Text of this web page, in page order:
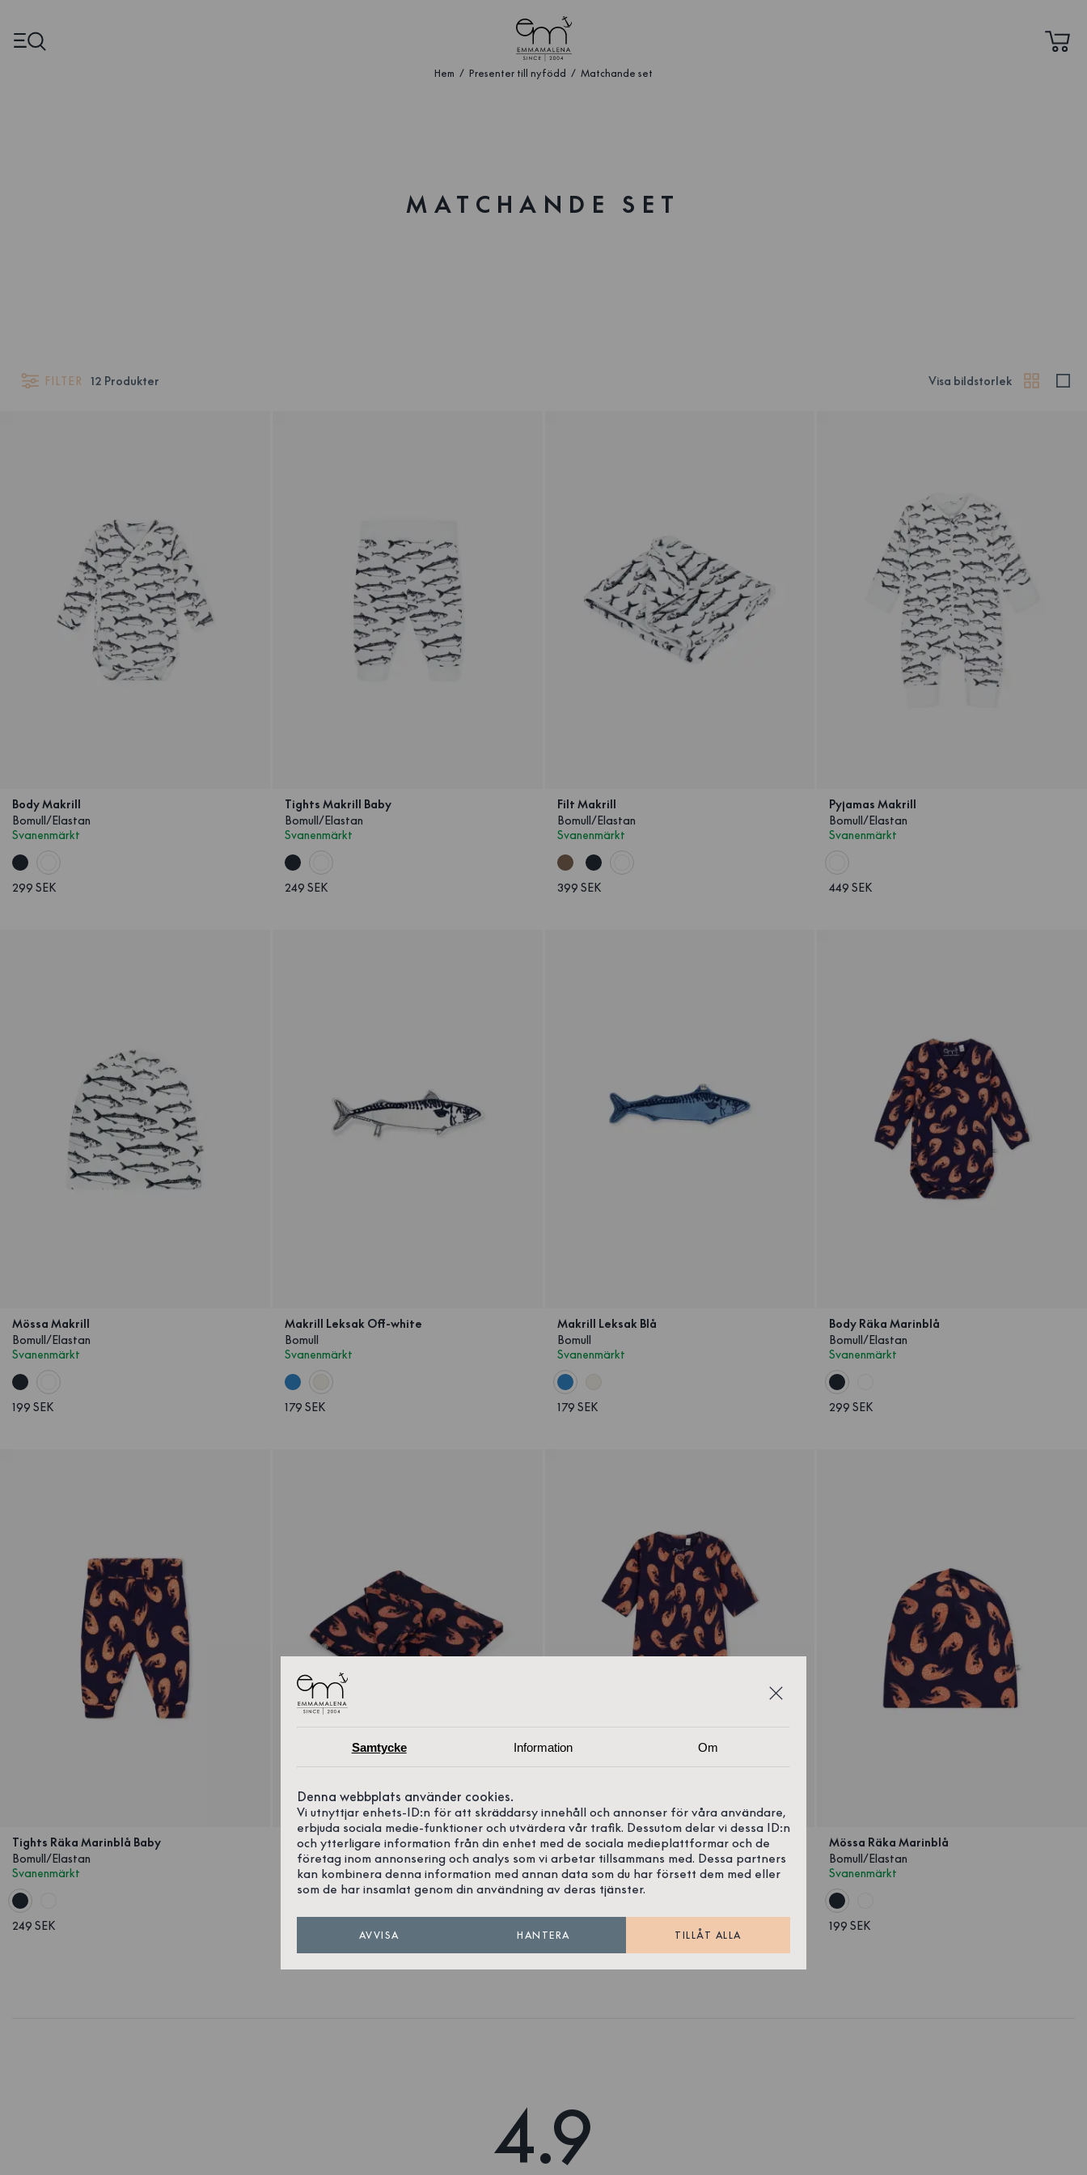
Hem Presenter till nyfödd Matchande set
MATCHANDE SET
FILTER 12 Produkter Visa bildstorlek
Body Makrill
Bomull/Elastan
Svanenmärkt
299 SEK
Tights Makrill Baby
Bomull/Elastan
Svanenmärkt
249 SEK
Filt Makrill
Bomull/Elastan
Svanenmärkt
399 SEK
Pyjamas Makrill
Bomull/Elastan
Svanenmärkt
449 SEK
Mössa Makrill
Bomull/Elastan
Svanenmärkt
199 SEK
Makrill Leksak Off-white
Bomull
Svanenmärkt
179 SEK
Makrill Leksak Blå
Bomull
Svanenmärkt
179 SEK
Body Räka Marinblå
Bomull/Elastan
Svanenmärkt
299 SEK
Tights Räka Marinblå Baby
Bomull/Elastan
Svanenmärkt
249 SEK
Filt Räka Marinblå
Bomull/Elastan
Svanenmärkt
Pyjamas Räka Marinblå
Bomull/Elastan
Svanenmärkt
Mössa Räka Marinblå
Bomull/Elastan
Svanenmärkt
199 SEK
4.9
Samtycke Information Om
Denna webbplats använder cookies.
Vi utnyttjar enhets-ID:n för att skräddarsy innehåll och annonser för våra användare,
erbjuda sociala medie-funktioner och utvärdera vår trafik. Dessutom delar vi dessa ID:n
och ytterligare information från din enhet med de sociala medieplattformar och de
företag inom annonsering och analys som vi arbetar tillsammans med. Dessa partners
kan kombinera denna information med annan data som du har försett dem med eller
som de har insamlat genom din användning av deras tjänster.
AVVISA HANTERA TILLÅT ALLA